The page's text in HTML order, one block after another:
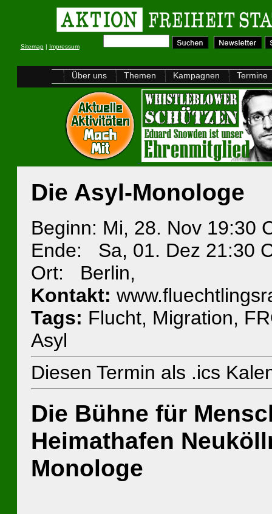
Sitemap| Impressum
Über uns Themen Kampagnen Termine
Die Asyl-Monologe
Beginn: Mi, 28. Nov 19:30
Ende: Sa, 01. Dez 21:30
Ort: Berlin,
Kontakt:
Tags: Flucht, Migration,
Asyl
Diesen Termin als .ics
Die Bühne für
Heimathafen
Monologe